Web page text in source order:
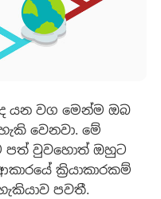
යන වග මෙන්ම ඔබ
වෙනවා. මේ
පත් වුවහොත් ඔහුට
ක්‍රියාකාරකම්
පවතී.